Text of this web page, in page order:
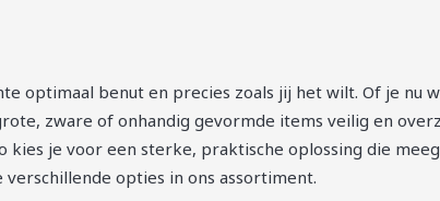
optimaal benut en precies zoals jij het wilt. Of je nu
zware of onhandig gevormde items veilig en
je voor een sterke, praktische oplossing die
opties in ons assortiment.